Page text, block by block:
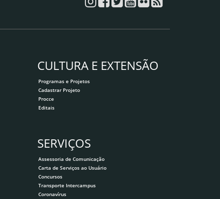
CULTURA E EXTENSÃO
Programas e Projetos
Cadastrar Projeto
Procce
Editais
SERVIÇOS
Assessoria de Comunicação
Carta de Serviços ao Usuário
Concursos
Transporte Intercampus
Coronavírus